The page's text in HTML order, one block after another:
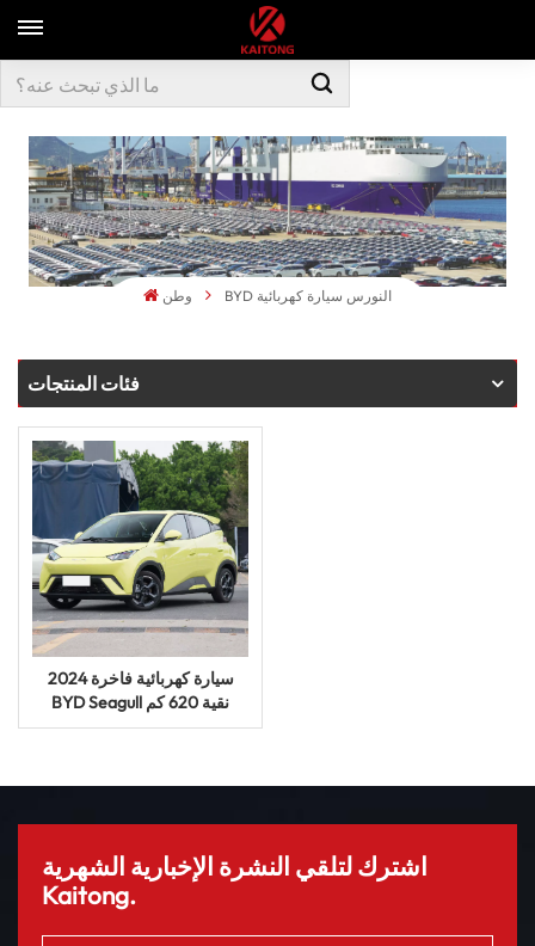
وطن BYD النورس سيارة كهربائية
فئات المنتجات
2024 سيارة كهربائية فاخرة
BYD Seagull نقية 620 كم
سيارة طاقة جديدة سيارة UV
اشترك لتلقي النشرة الإخبارية الشهرية
Kaitong.